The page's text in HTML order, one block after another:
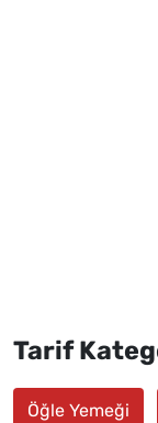
Tarif
Öğle Yemeği